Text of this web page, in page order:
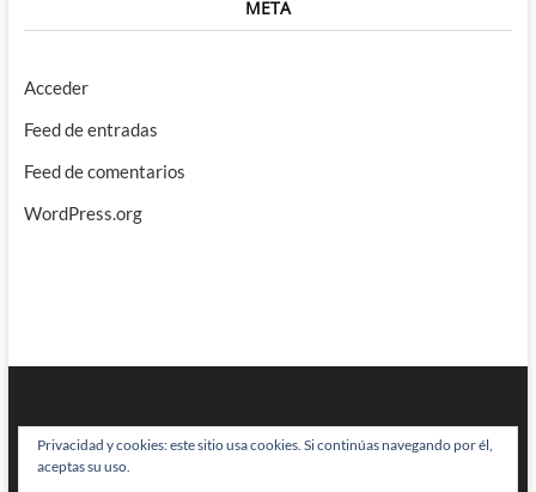
META
Acceder
Feed de entradas
Feed de comentarios
WordPress.org
Privacidad y cookies: este sitio usa cookies. Si continúas navegando por él,
aceptas su uso.